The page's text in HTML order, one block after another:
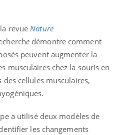
revueNature
e démontre comment
peuvent augmenter la
musculaires chez la souris en
cellules musculaires,
a utilisé deux modèles de
les changements